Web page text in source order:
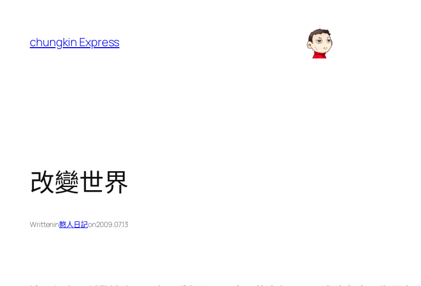
chungkin Express
改變世界
Writtenin憨人日記on2009.07.13